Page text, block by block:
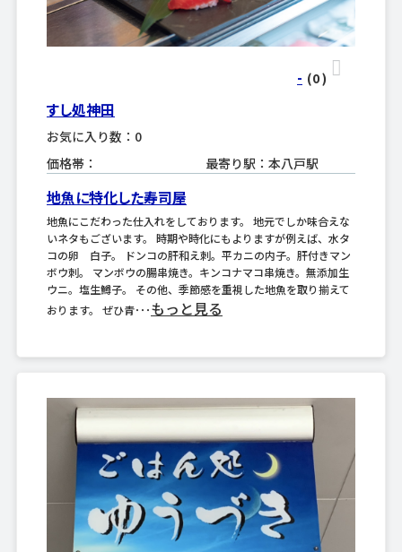
すし処神田
お気に入り数：0
価格帯：
最寄り駅：本八戸駅
- (0)
地魚に特化した寿司屋
地魚にこだわった仕入れをしております。 地元でしか味合えな
いネタもございます。 時期や時化にもよりますが例えば、水タ
コの卵 白子。 ドンコの肝和え刺。平カニの内子。肝付きマン
ボウ刺。 マンボウの腸串焼き。キンコナマコ串焼き。無添加生
ウニ。塩生鱒子。 その他、季節感を重視した地魚を取り揃えて
おります。 ぜひ青･･･もっと見る